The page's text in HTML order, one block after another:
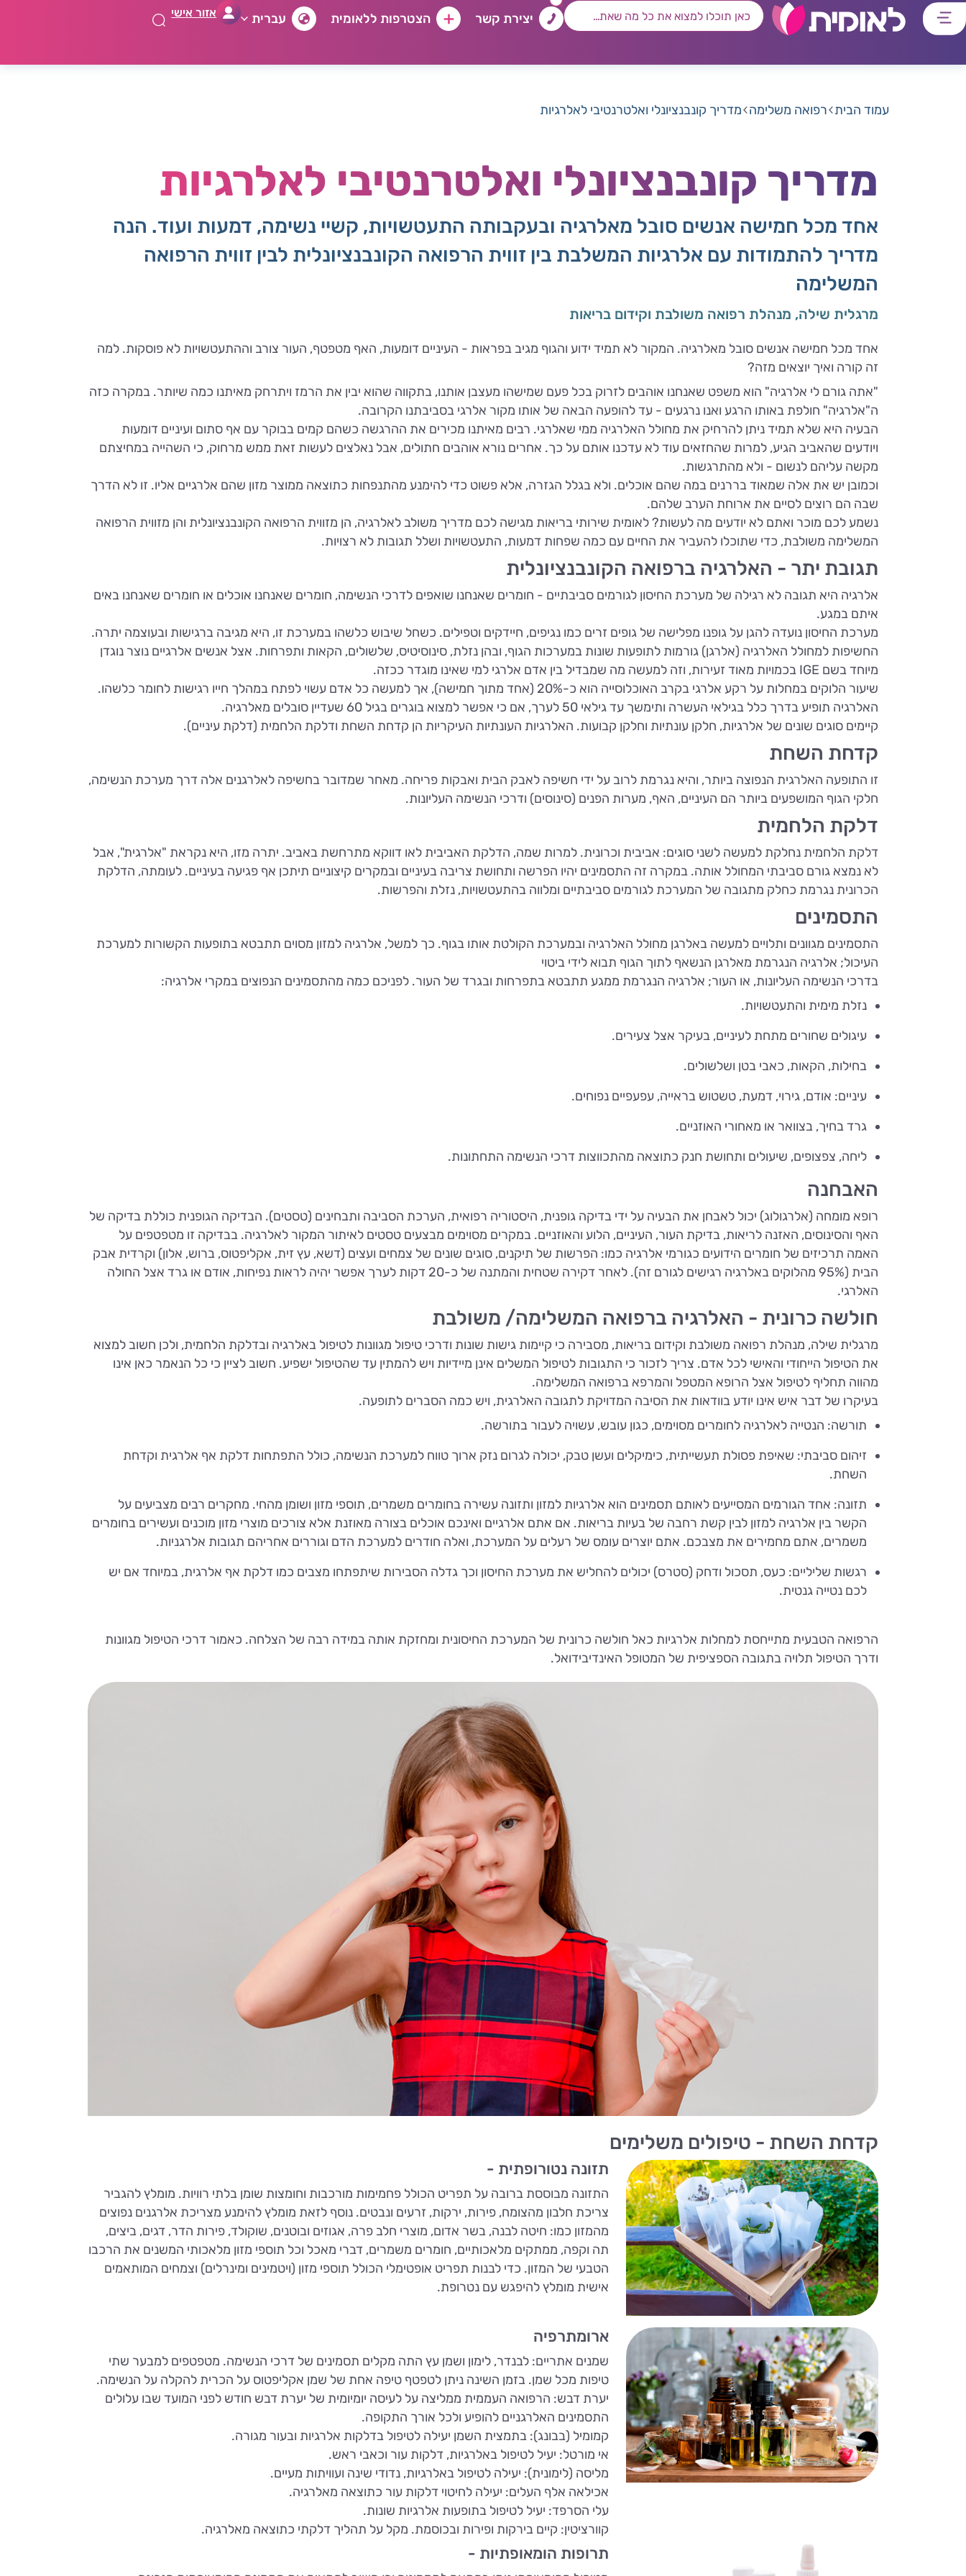
דלג
דלג
דלג
דלג
יצירת קשר הצטרפות ללאומית עברית אזור אישי
עמוד הבית רפואה משלימה מדריך קונבנציונלי ואלטרנטיבי לאלרגיות
מדריך קונבנציונלי ואלטרנטיבי לאלרגיות
אחד מכל חמישה אנשים סובל מאלרגיה ובעקבותה התעטשויות, קשיי נשימה, דמעות ועוד. הנה
מדריך להתמודות עם אלרגיות המשלבת בין זווית הרפואה הקונבנציונלית לבין זווית הרפואה
המשלימה
מרגלית שילה, מנהלת רפואה משולבת וקידום בריאות
אחד מכל חמישה אנשים סובל מאלרגיה. המקור לא תמיד ידוע והגוף מגיב בפראות - העיניים דומעות, האף מטפטף, העור צורב וההתעטשויות לא פוסקות. למה
זה קורה ואיך יוצאים מזה?
"אתה גורם לי אלרגיה" הוא משפט שאנחנו אוהבים לזרוק בכל פעם שמישהו מעצבן אותנו, בתקווה שהוא יבין את הרמז ויתרחק מאיתנו כמה שיותר. במקרה כזה
ה"אלרגיה" חולפת באותו הרגע ואנו נרגעים - עד להופעה הבאה של אותו מקור אלרגי בסביבתנו הקרובה.
הבעיה היא שלא תמיד ניתן להרחיק את מחולל האלרגיה ממי שאלרגי. רבים מאיתנו מכירים את ההרגשה כשהם קמים בבוקר עם אף סתום ועיניים דומעות
ויודעים שהאביב הגיע, למרות שהחזאים עוד לא עדכנו אותם על כך. אחרים נורא אוהבים חתולים, אבל נאלצים לעשות זאת ממש מרחוק, כי השהייה במחיצתם
מקשה עליהם לנשום - ולא מהתרגשות.
וכמובן יש את אלה שמאוד בררנים במה שהם אוכלים. ולא בגלל הגזרה, אלא פשוט כדי להימנע מהתנפחות כתוצאה ממוצר מזון שהם אלרגיים אליו. זו לא הדרך
שבה הם רוצים לסיים את ארוחת הערב שלהם.
נשמע לכם מוכר ואתם לא יודעים מה לעשות? לאומית שירותי בריאות מגישה לכם מדריך משולב לאלרגיה, הן מזווית הרפואה הקונבנציונלית והן מזווית הרפואה
המשלימה משולבת, כדי שתוכלו להעביר את החיים עם כמה שפחות דמעות, התעטשויות ושלל תגובות לא רצויות.
תגובת יתר - האלרגיה ברפואה הקונבנציונלית
אלרגיה היא תגובה לא רגילה של מערכת החיסון לגורמים סביבתיים - חומרים שאנחנו שואפים לדרכי הנשימה, חומרים שאנחנו אוכלים או חומרים שאנחנו באים
איתם במגע.
מערכת החיסון נועדה להגן על גופנו מפלישה של גופים זרים כמו נגיפים, חיידקים וטפילים. כשחל שיבוש כלשהו במערכת זו, היא מגיבה ברגישות ובעוצמה יתרה.
החשיפות למחולל האלרגיה (אלרגן) גורמות לתופעות שונות במערכות הגוף, ובהן נזלת, סינוסיטיס, שלשולים, הקאות ותפרחות. אצל אנשים אלרגיים נוצר נוגדן
מיוחד בשם IGE בכמויות מאוד זעירות, וזה למעשה מה שמבדיל בין אדם אלרגי למי שאינו מוגדר ככזה.
שיעור הלוקים במחלות על רקע אלרגי בקרב האוכלוסייה הוא כ-20% (אחד מתוך חמישה), אך למעשה כל אדם עשוי לפתח במהלך חייו רגישות לחומר כלשהו.
האלרגיה תופיע בדרך כלל בגילאי העשרה ותימשך עד גילאי 50 לערך, אם כי אפשר למצוא בוגרים בגיל 60 שעדיין סובלים מאלרגיה.
קיימים סוגים שונים של אלרגיות, חלקן עונתיות וחלקן קבועות. האלרגיות העונתיות העיקריות הן קדחת השחת ודלקת הלחמית (דלקת עיניים).
קדחת השחת
זו התופעה האלרגית הנפוצה ביותר, והיא נגרמת לרוב על ידי חשיפה לאבק הבית ואבקות פריחה. מאחר שמדובר בחשיפה לאלרגנים אלה דרך מערכת הנשימה,
חלקי הגוף המושפעים ביותר הם העיניים, האף, מערות הפנים (סינוסים) ודרכי הנשימה העליונות.
דלקת הלחמית
דלקת הלחמית נחלקת למעשה לשני סוגים: אביבית וכרונית. למרות שמה, הדלקת האביבית לאו דווקא מתרחשת באביב. יתרה מזו, היא נקראת "אלרגית", אבל
לא נמצא גורם סביבתי המחולל אותה. במקרה זה התסמינים יהיו הפרשה ותחושת צריבה בעיניים ובמקרים קיצוניים תיתכן אף פגיעה בעיניים. לעומתה, הדלקת
הכרונית נגרמת כחלק מתגובה של המערכת לגורמים סביבתיים ומלווה בהתעטשויות, נזלת והפרשות.
התסמינים
התסמינים מגוונים ותלויים למעשה באלרגן מחולל האלרגיה ובמערכת הקולטת אותו בגוף. כך למשל, אלרגיה למזון מסוים תתבטא בתופעות הקשורות למערכת
העיכול; אלרגיה הנגרמת מאלרגן הנשאף לתוך הגוף תבוא לידי ביטוי
בדרכי הנשימה העליונות, או העור; אלרגיה הנגרמת ממגע תתבטא בתפרחות ובגרד של העור. לפניכם כמה מהתסמינים הנפוצים במקרי אלרגיה:
נזלת מימית והתעטשויות.
עיגולים שחורים מתחת לעיניים, בעיקר אצל צעירים.
בחילות, הקאות, כאבי בטן ושלשולים.
עיניים: אודם, גירוי, דמעת, טשטוש בראייה, עפעפיים נפוחים.
גרד בחיך, בצוואר או מאחורי האוזניים.
ליחה, צפצופים, שיעולים ותחושת חנק כתוצאה מהתכווצות דרכי הנשימה התחתונות.
האבחנה
רופא מומחה (אלרגולוג) יכול לאבחן את הבעיה על ידי בדיקה גופנית, היסטוריה רפואית, הערכת הסביבה ותבחינים (טסטים). הבדיקה הגופנית כוללת בדיקה של
האף והסינוסים, האזנה לריאות, בדיקת העור, העיניים, הלוע והאוזניים. במקרים מסוימים מבצעים טסטים לאיתור המקור לאלרגיה. בבדיקה זו מטפטפים על
האמה תרכיזים של חומרים הידועים כגורמי אלרגיה כמו: הפרשות של תיקנים, סוגים שונים של צמחים ועצים (דשא, עץ זית, אקליפטוס, ברוש, אלון) וקרדית אבק
הבית (95% מהלוקים באלרגיה רגישים לגורם זה). לאחר דקירה שטחית והמתנה של כ-20 דקות לערך אפשר יהיה לראות נפיחות, אודם או גרד אצל החולה
האלרגי.
חולשה כרונית - האלרגיה ברפואה המשלימה/ משולבת
מרגלית שילה, מנהלת רפואה משולבת וקידום בריאות, מסבירה כי קיימות גישות שונות ודרכי טיפול מגוונות לטיפול באלרגיה ובדלקת הלחמית, ולכן חשוב למצוא
את הטיפול הייחודי והאישי לכל אדם. צריך לזכור כי התגובות לטיפול המשלים אינן מיידיות ויש להמתין עד שהטיפול ישפיע. חשוב לציין כי כל הנאמר כאן אינו
מהווה תחליף לטיפול אצל הרופא המטפל והמרפא ברפואה המשלימה.
בעיקרו של דבר איש אינו יודע בוודאות את הסיבה המדויקת לתגובה האלרגית, ויש כמה הסברים לתופעה.
תורשה: הנטייה לאלרגיה לחומרים מסוימים, כגון עובש, עשויה לעבור בתורשה.
זיהום סביבתי: שאיפת פסולת תעשייתית, כימיקלים ועשן טבק, יכולה לגרום נזק ארוך טווח למערכת הנשימה, כולל התפתחות דלקת אף אלרגית וקדחת
השחת.
תזונה: אחד הגורמים המסייעים לאותם תסמינים הוא אלרגיות למזון ותזונה עשירה בחומרים משמרים, תוספי מזון ושומן מהחי. מחקרים רבים מצביעים על
הקשר בין אלרגיה למזון לבין קשת רחבה של בעיות בריאות. אם אתם אלרגיים ואינכם אוכלים בצורה מאוזנת אלא צורכים מוצרי מזון מוכנים ועשירים בחומרים
משמרים, אתם מחמירים את מצבכם. אתם יוצרים עומס של רעלים על המערכת, ואלה חודרים למערכת הדם וגוררים אחריהם תגובות אלרגניות.
רגשות שליליים: כעס, תסכול ודחק (סטרס) יכולים להחליש את מערכת החיסון וכך גדלה הסבירות שיתפתחו מצבים כמו דלקת אף אלרגית, במיוחד אם יש
לכם נטייה גנטית.
הרפואה הטבעית מתייחסת למחלות אלרגיות כאל חולשה כרונית של המערכת החיסונית ומחזקת אותה במידה רבה של הצלחה. כאמור דרכי הטיפול מגוונות
ודרך הטיפול תלויה בתגובה הספציפית של המטופל האינדיבידואל.
קדחת השחת - טיפולים משלימים
תזונה נטורופתית -
התזונה מבוססת ברובה על תפריט הכולל פחמימות מורכבות וחומצות שומן בלתי רוויות. מומלץ להגביר
צריכת חלבון מהצומח, פירות, ירקות, זרעים ונבטים. נוסף לזאת מומלץ להימנע מצריכת אלרגנים נפוצים
מהמזון כמו: חיטה לבנה, בשר אדום, מוצרי חלב פרה, אגוזים ובוטנים, שוקולד, פירות הדר, דגים, ביצים,
תה וקפה, ממתקים מלאכותיים, חומרים משמרים, דברי מאכל וכל תוספי מזון מלאכותי המשנים את הרכבו
הטבעי של המזון. כדי לבנות תפריט אופטימלי הכולל תוספי מזון (ויטמינים ומינרלים) וצמחים המותאמים
אישית מומלץ להיפגש עם נטרופת.
ארומתרפיה
שמנים אתריים: לבנדר, לימון ושמן עץ התה מקלים תסמינים של דרכי הנשימה. מטפטפים למבער שתי
טיפות מכל שמן. בזמן השינה ניתן לטפטף טיפה אחת של שמן אקליפטוס על הכרית להקלה על הנשימה.
יערת דבש: הרפואה העממית ממליצה על לעיסה יומיומית של יערת דבש חודש לפני המועד שבו עלולים
התסמינים האלרגניים להופיע ולכל אורך התקופה.
קמומיל (בבונג): בתמצית השמן יעילה לטיפול בדלקות אלרגיות ובעור מגורה.
אי מורטל: יעיל לטיפול באלרגיות, דלקות עור וכאבי ראש.
מליסה (לימונית): יעילה לטיפול באלרגיות, נדודי שינה ועוויתות מעיים.
אכילאה אלף העלים: יעילה לחיטוי דלקות עור כתוצאה מאלרגיה.
עלי הסרפד: יעיל לטיפול בתופעות אלרגיות שונות.
קוורציטין: קיים בירקות ופירות ובכוסמת. מקל על תהליך דלקתי כתוצאה מאלרגיה.
תרופות הומאופתיות -